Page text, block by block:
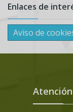
Enlaces de
Aviso de